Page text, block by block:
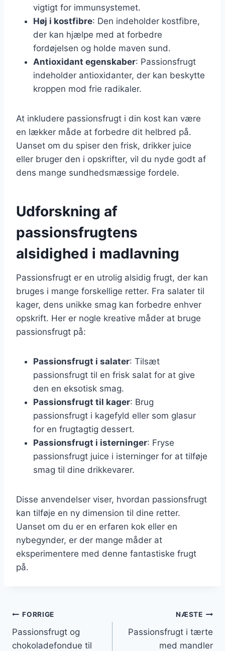
vigtigt for immunsystemet.
Høj i kostfibre: Den indeholder kostfibre,
der kan hjælpe med at forbedre
fordøjelsen og holde maven sund.
Antioxidant egenskaber: Passionsfrugt
indeholder antioxidanter, der kan beskytte
kroppen mod frie radikaler.
At inkludere passionsfrugt i din kost kan være
en lækker måde at forbedre dit helbred på.
Uanset om du spiser den frisk, drikker juice
eller bruger den i opskrifter, vil du nyde godt af
dens mange sundhedsmæssige fordele.
Udforskning af
passionsfrugtens
alsidighed i madlavning
Passionsfrugt er en utrolig alsidig frugt, der kan
bruges i mange forskellige retter. Fra salater til
kager, dens unikke smag kan forbedre enhver
opskrift. Her er nogle kreative måder at bruge
passionsfrugt på:
Passionsfrugt i salater: Tilsæt
passionsfrugt til en frisk salat for at give
den en eksotisk smag.
Passionsfrugt til kager: Brug
passionsfrugt i kagefyld eller som glasur
for en frugtagtig dessert.
Passionsfrugt i isterninger: Fryse
passionsfrugt juice i isterninger for at tilføje
smag til dine drikkevarer.
Disse anvendelser viser, hvordan passionsfrugt
kan tilføje en ny dimension til dine retter.
Uanset om du er en erfaren kok eller en
nybegynder, er der mange måder at
eksperimentere med denne fantastiske frugt
på.
Indlægsnavigation
FORRIGE
Passionsfrugt og
chokoladefondue til
NÆSTE
Passionsfrugt i tærte
med mandler